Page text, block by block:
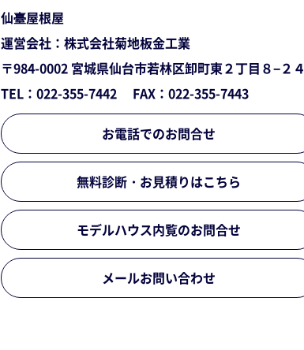
仙臺屋根屋
運営会社：株式会社菊地板金工業
〒984-0002 宮城県仙台市若林区卸町東２丁目８−２４
TEL：022-355-7442
FAX：022-355-7443
お電話でのお問合せ
無料診断・お見積りはこちら
モデルハウス内覧のお問合せ
メールお問い合わせ